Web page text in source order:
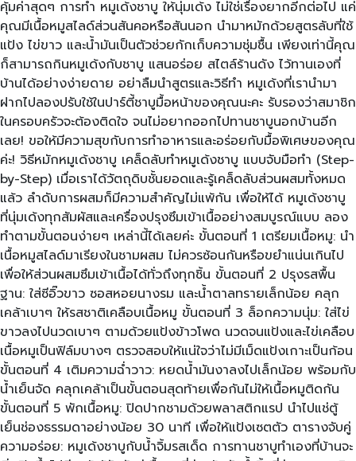
คุ้มค่าสุดๆ การทำ หมูเด้งชาบู ให้นุ่มเด้ง ไม่ใช่เรื่องยากอีกต่อไป แค่
คุณมีเนื้อหมูสไลด์ส่วนสันคอหรือสันนอก นำมาหมักด้วยสูตรลับที่ใช้
แป้ง ไข่ขาว และน้ำมันเป็นตัวช่วยกักเก็บความชุ่มชื้น เพียงเท่านี้คุณ
ก็สามารถกินหมูเด้งกับชาบู แสนอร่อย สไตล์ร้านดัง ไว้ทานเองที่
บ้านได้อย่างง่ายดาย อย่าลืมนำสูตรและวิธีทำ หมูเด้งที่เรานำมา
ฝากไปลองปรับใช้ในปาร์ตี้ชาบูมื้อหน้าของคุณนะคะ รับรองว่าสมาชิก
ในครอบครัวจะต้องติดใจ จนไม่อยากออกไปทานชาบูนอกบ้านอีก
เลย! ขอให้มีความสุขกับการทำอาหารและอร่อยกับมื้อพิเศษของคุณ
ค่ะ! วิธีหมักหมูเด้งชาบู เคล็ดลับทำหมูเด้งชาบู แบบจับมือทำ (Step-
by-Step) เมื่อเราได้วัตถุดิบชั้นยอดและรู้เคล็ดลับส่วนผสมทั้งหมด
แล้ว ลำดับการผสมก็มีความสำคัญไม่แพ้กัน เพื่อให้ได้ หมูเด้งชาบู
ที่นุ่มเด้งทุกสัมผัสและเครื่องปรุงซึมเข้าเนื้ออย่างสมบูรณ์แบบ ลอง
ทำตามขั้นตอนง่ายๆ เหล่านี้ได้เลยค่ะ ขั้นตอนที่ 1 เตรียมเนื้อหมู: นำ
เนื้อหมูสไลด์มาเรียงในชามผสม ไม่ควรซ้อนกันหรือขยำแน่นเกินไป
เพื่อให้ส่วนผสมซึมเข้าเนื้อได้ทั่วถึงทุกชิ้น ขั้นตอนที่ 2 ปรุงรสพื้น
ฐาน: ใส่ซีอิ๊วขาว ซอสหอยนางรม และน้ำตาลทรายเล็กน้อย คลุก
เคล้าเบาๆ ให้รสชาติเคลือบเนื้อหมู ขั้นตอนที่ 3 ล็อกความนุ่ม: ใส่ไข่
ขาวลงไปนวดเบาๆ ตามด้วยแป้งข้าวโพด นวดจนแป้งและไข่เคลือบ
เนื้อหมูเป็นฟิล์มบางๆ ตรวจสอบให้แน่ใจว่าไม่มีเม็ดแป้งเกาะเป็นก้อน
ขั้นตอนที่ 4 เติมความฉ่ำวาว: หยดน้ำมันงาลงไปเล็กน้อย พร้อมกับ
น้ำเย็นจัด คลุกเคล้าเป็นขั้นตอนสุดท้ายเพื่อกันไม่ให้เนื้อหมูติดกัน
ขั้นตอนที่ 5 พักเนื้อหมู: ปิดปากชามด้วยพลาสติกแรป นำไปแช่ตู้
เย็นช่องธรรมดาอย่างน้อย 30 นาที เพื่อให้แป้งเซตตัว ตารางจับคู่
ความอร่อย: หมูเด้งชาบูกับน้ำจิ้มรสเด็ด การทานชาบูทำเองที่บ้านจะ